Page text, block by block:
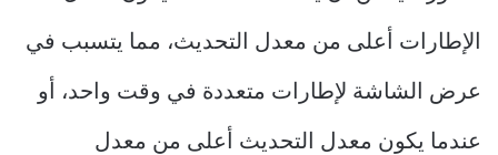
الإطارات أعلى من معدل التحديث، مما يتسبب في
عرض الشاشة لإطارات متعددة في وقت واحد، أو
عندما يكون معدل التحديث أعلى من معدل